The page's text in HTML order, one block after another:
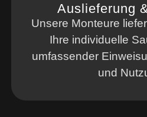
Auslieferung
Unsere Monteure
Ihre individuelle
umfassender
und